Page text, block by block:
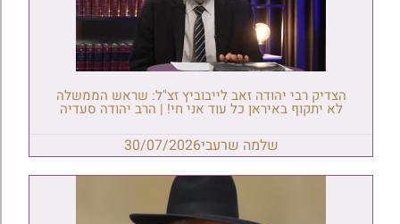
הצדיק רבי יהודה זאב לייבוביץ זצ"ל: שראש הממשלה
לא יתקוף באיראן כל עוד אני חי! | הרב יהודה סעדיה
שלמה שרעבי30/07/2026